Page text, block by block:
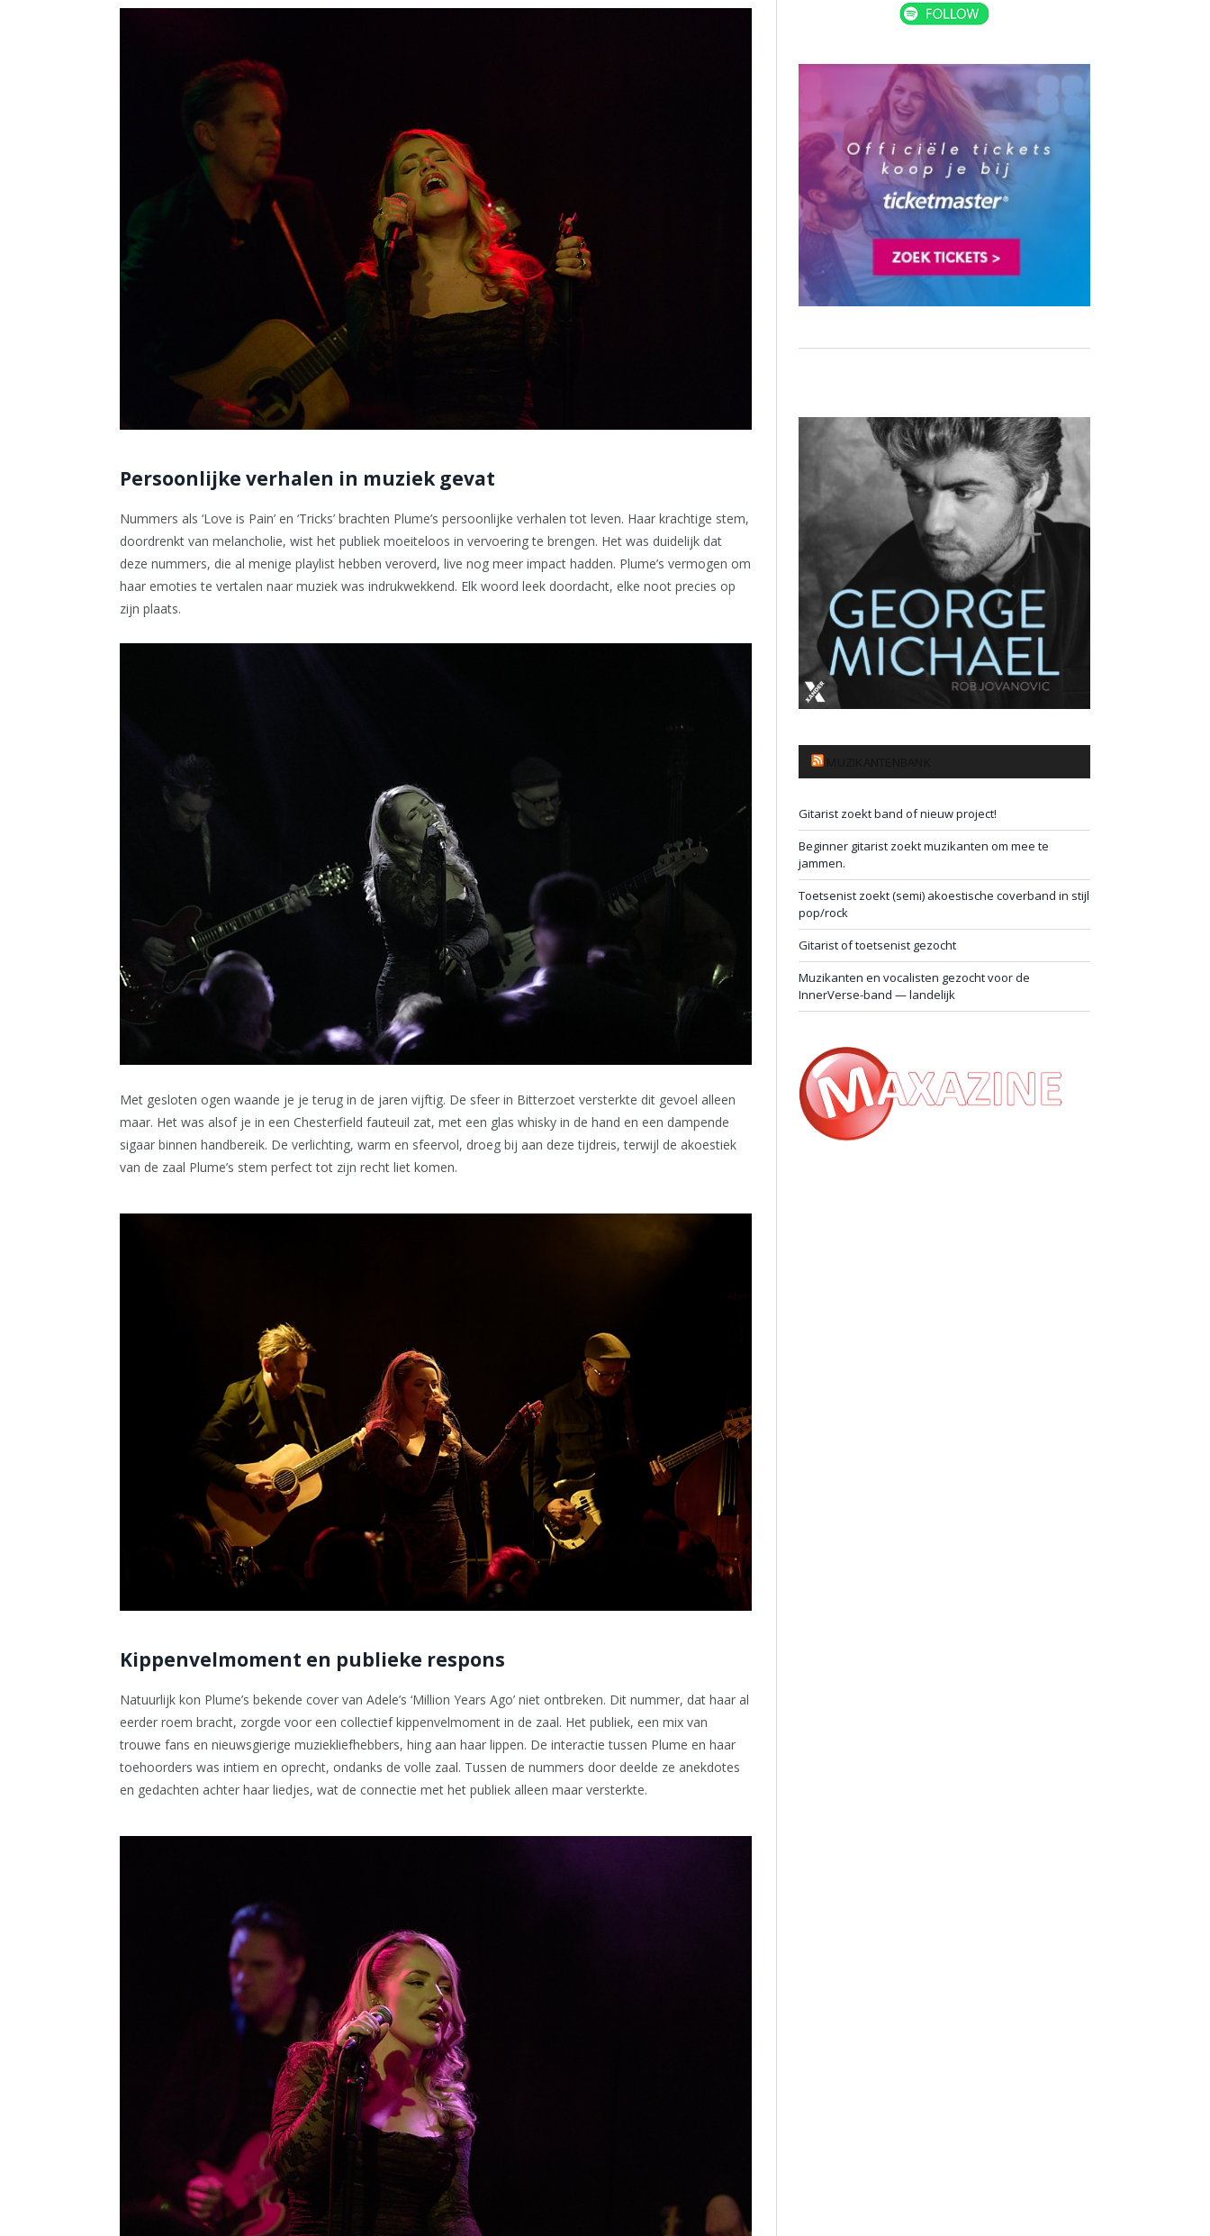
Persoonlijke verhalen in muziek gevat
Nummers als ‘Love is Pain’ en ‘Tricks’ brachten Plume’s persoonlijke verhalen tot leven. Haar krachtige stem,
doordrenkt van melancholie, wist het publiek moeiteloos in vervoering te brengen. Het was duidelijk dat
deze nummers, die al menige playlist hebben veroverd, live nog meer impact hadden. Plume’s vermogen om
haar emoties te vertalen naar muziek was indrukwekkend. Elk woord leek doordacht, elke noot precies op
zijn plaats.
Met gesloten ogen waande je je terug in de jaren vijftig. De sfeer in Bitterzoet versterkte dit gevoel alleen
maar. Het was alsof je in een Chesterfield fauteuil zat, met een glas whisky in de hand en een dampende
sigaar binnen handbereik. De verlichting, warm en sfeervol, droeg bij aan deze tijdreis, terwijl de akoestiek
van de zaal Plume’s stem perfect tot zijn recht liet komen.
Kippenvelmoment en publieke respons
Natuurlijk kon Plume’s bekende cover van Adele’s ‘Million Years Ago’ niet ontbreken. Dit nummer, dat haar al
eerder roem bracht, zorgde voor een collectief kippenvelmoment in de zaal. Het publiek, een mix van
trouwe fans en nieuwsgierige muziekliefhebbers, hing aan haar lippen. De interactie tussen Plume en haar
toehoorders was intiem en oprecht, ondanks de volle zaal. Tussen de nummers door deelde ze anekdotes
en gedachten achter haar liedjes, wat de connectie met het publiek alleen maar versterkte.
Gitarist zoekt band of nieuw project!
Beginner gitarist zoekt muzikanten om mee te
jammen.
Toetsenist zoekt (semi) akoestische coverband in stijl
pop/rock
Gitarist of toetsenist gezocht
Muzikanten en vocalisten gezocht voor de
InnerVerse-band — landelijk